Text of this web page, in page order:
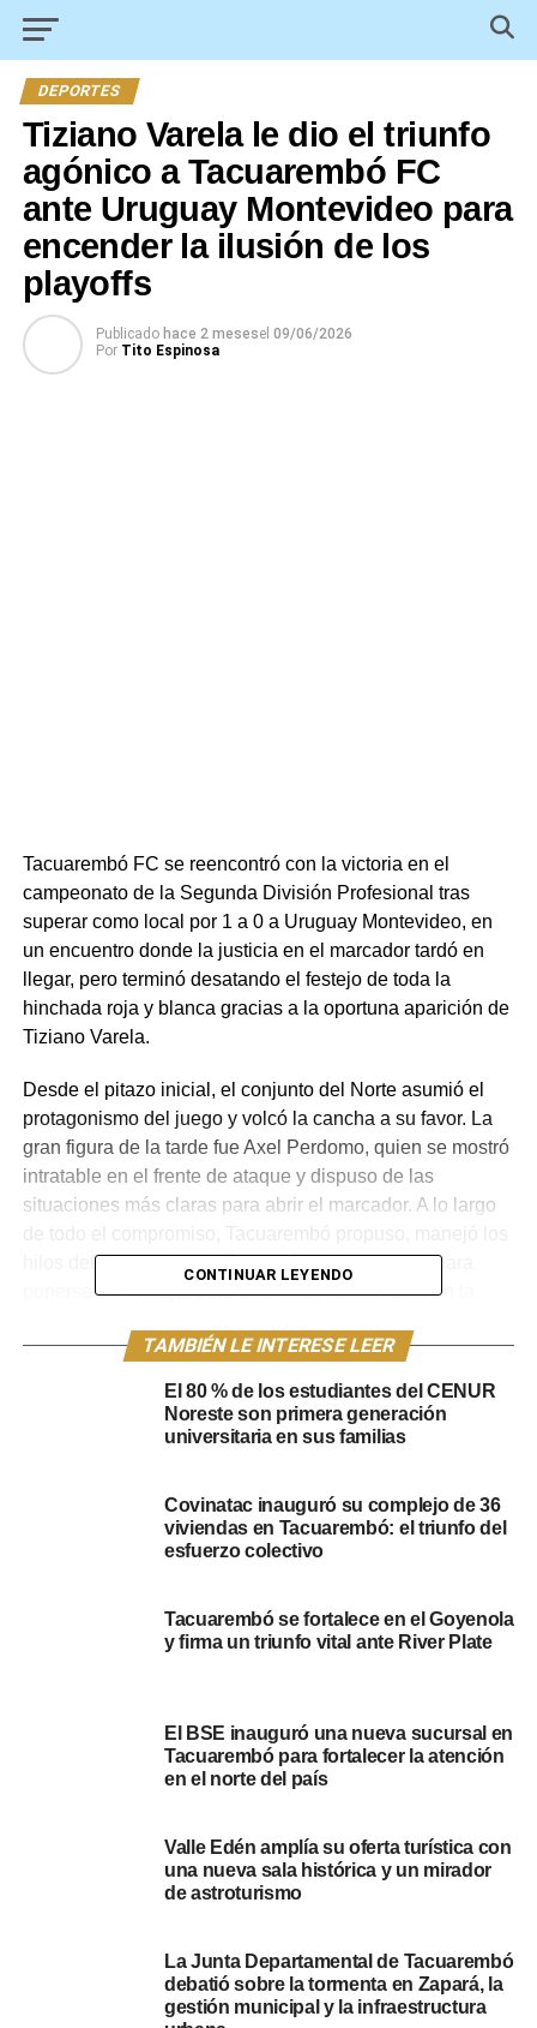
DEPORTES
Tiziano Varela le dio el triunfo
agónico a Tacuarembó FC
ante Uruguay Montevideo para
encender la ilusión de los
playoffs
Publicado hace 2 mesesel 09/06/2026
Por Tito Espinosa
Tacuarembó FC se reencontró con la victoria en el
campeonato de la Segunda División Profesional tras
superar como local por 1 a 0 a Uruguay Montevideo, en
un encuentro donde la justicia en el marcador tardó en
llegar, pero terminó desatando el festejo de toda la
hinchada roja y blanca gracias a la oportuna aparición de
Tiziano Varela.
Desde el pitazo inicial, el conjunto del Norte asumió el
protagonismo del juego y volcó la cancha a su favor. La
gran figura de la tarde fue Axel Perdomo, quien se mostró
intratable en el frente de ataque y dispuso de las
situaciones más claras para abrir el marcador. A lo largo
hilos del partido y generó los méritos suficientes para
ponerse en ventaja, pero falló sistemáticamente en la
para plasmar esa superioridad en la red.
En el complemento se mantuvo la tónica del encuentro,
con una roja y blanca que sostenía la iniciativa, aunque
con llevarse algo más del Estadio Goyenola. Sin
embargo, cuando el partido moría y el empate parecía
con olfato goleador para empujar el balón, marcar el
Con este trascendental resultado, el representativo de
Tacuarembó alcanza las 13 unidades en la tabla de
semana, el rojo y blanco buscará ratificar este buen
momento cuando le toque actuar en condición de
CONTINUAR LEYENDO
TAMBIÉN LE INTERESE LEER
El 80 % de los estudiantes del CENUR
Noreste son primera generación
universitaria en sus familias
Covinatac inauguró su complejo de 36
viviendas en Tacuarembó: el triunfo del
esfuerzo colectivo
Tacuarembó se fortalece en el Goyenola
y firma un triunfo vital ante River Plate
El BSE inauguró una nueva sucursal en
Tacuarembó para fortalecer la atención
en el norte del país
Valle Edén amplía su oferta turística con
una nueva sala histórica y un mirador
de astroturismo
La Junta Departamental de Tacuarembó
debatió sobre la tormenta en Zapará, la
gestión municipal y la infraestructura